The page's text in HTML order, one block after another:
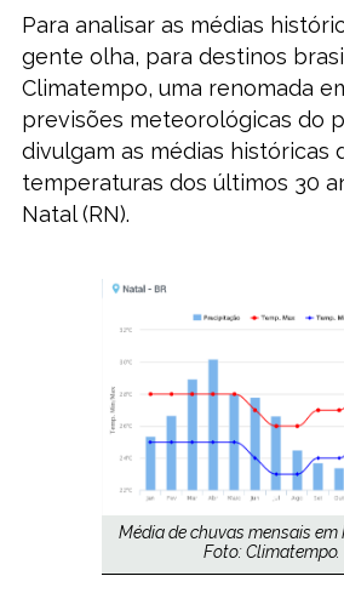
Para analisar as médias
gente olha, para destinos
Climatempo, uma renomada
previsões meteorológicas do
divulgam as médias históricas
temperaturas dos últimos 30
Natal (RN).
Média de chuvas mensais em
Foto: Climatempo.